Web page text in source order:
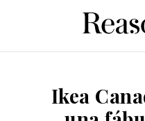
Ikea